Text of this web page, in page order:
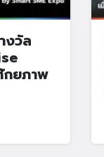
งวัล
ยภาพ